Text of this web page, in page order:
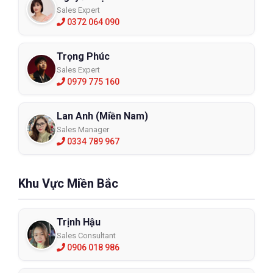
Sales Expert
0372 064 090
Trọng Phúc
Sales Expert
0979 775 160
Lan Anh (Miền Nam)
Sales Manager
0334 789 967
Khu Vực Miền Bắc
Trịnh Hậu
Sales Consultant
0906 018 986